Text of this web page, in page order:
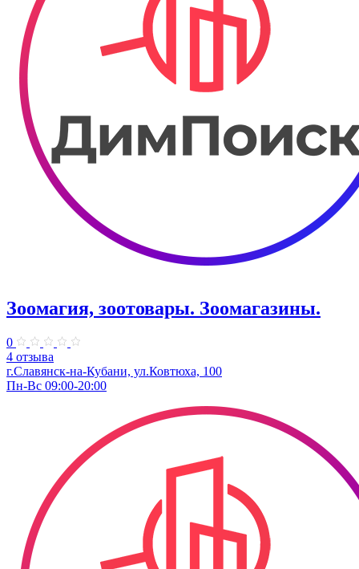
Зоомагия, зоотовары. Зоомагазины.
0
4 отзыва
г.Славянск-на-Кубани, ул.Ковтюха, 100
Пн-Вс 09:00-20:00